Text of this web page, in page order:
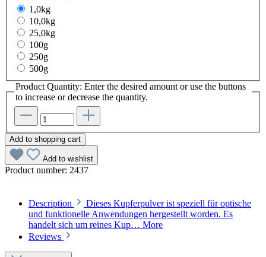
1,0kg
10,0kg
25,0kg
100g
250g
500g
Product Quantity: Enter the desired amount or use the buttons
to increase or decrease the quantity.
Add to shopping cart
Add to wishlist
Product number: 2437
Description
Dieses Kupferpulver ist speziell für optische
und funktionelle Anwendungen hergestellt worden. Es
handelt sich um reines Kup… More
Reviews